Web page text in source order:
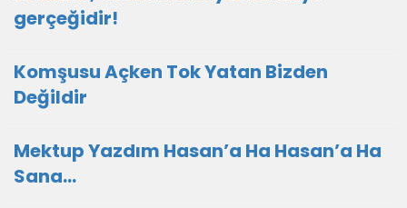
gerçeğidir!
Komşusu Açken Tok Yatan Bizden
Değildir
Mektup Yazdım Hasan’a Ha Hasan’a Ha
Sana…